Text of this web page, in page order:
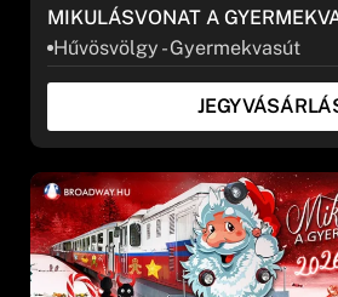
MIKULÁSVONAT A
Hűvösvölgy - Gyermekvasút